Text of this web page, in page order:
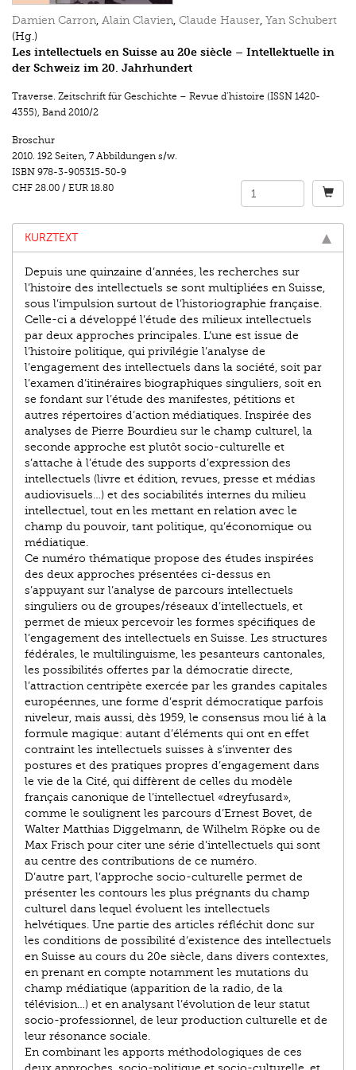
Damien Carron, Alain Clavien, Claude Hauser, Yan Schubert
(Hg.)
Les intellectuels en Suisse au 20e siècle – Intellektuelle in
der Schweiz im 20. Jahrhundert
Traverse. Zeitschrift für Geschichte – Revue d’histoire (ISSN 1420-
4355), Band 2010/2
Broschur
2010. 192 Seiten, 7 Abbildungen s/w.
ISBN 978-3-905315-50-9
CHF 28.00 / EUR 18.80
KURZTEXT
Depuis une quinzaine d’années, les recherches sur
l’histoire des intellectuels se sont multipliées en Suisse,
sous l’impulsion surtout de l’historiographie française.
Celle-ci a développé l’étude des milieux intellectuels
par deux approches principales. L’une est issue de
l’histoire politique, qui privilégie l’analyse de
l’engagement des intellectuels dans la société, soit par
l’examen d’itinéraires bio­graphiques singuliers, soit en
se fondant sur l’étude des manifestes, pétitions et
autres répertoires d’action médiatiques. Inspirée des
analyses de Pierre Bourdieu sur le champ culturel, la
seconde approche est plutôt socio-culturelle et
s’attache à l’étude des supports d’expression des
intellectuels (livre et édition, revues, presse et médias
audiovisuels…) et des sociabilités internes du milieu
intellectuel, tout en les mettant en relation avec le
champ du pouvoir, tant politique, qu’économique ou
médiatique.
Ce numéro thématique propose des études inspirées
des deux approches présentées ci-dessus en
s’appuyant sur l’analyse de parcours intellectuels
singuliers ou de groupes/réseaux d’intellectuels, et
permet de mieux percevoir les formes spécifiques de
l’engagement des intellectuels en Suisse. Les structures
fédérales, le multilinguisme, les pesanteurs cantonales,
les possibilités offertes par la démocratie directe,
l’attraction centripète exercée par les grandes capitales
européennes, une forme d’esprit démocratique parfois
niveleur, mais aussi, dès 1959, le consensus mou lié à la
formule magique: autant d’éléments qui ont en effet
contraint les intellectuels suisses à s’inventer des
postures et des pratiques propres d’engagement dans
le vie de la Cité, qui diffèrent de celles du modèle
français canonique de l’intellectuel «dreyfusard»,
comme le soulignent les parcours d’Ernest Bovet, de
Walter Matthias Diggelmann, de Wilhelm Röpke ou de
Max Frisch pour citer une série d’intellectuels qui sont
au centre des contributions de ce numéro.
D’autre part, l’approche socio-culturelle permet de
présenter les contours les plus prégnants du champ
culturel dans lequel évoluent les intellectuels
helvétiques. Une partie des articles réfléchit donc sur
les conditions de possibilité d’existence des intellectuels
en Suisse au cours du 20e siècle, dans divers contextes,
en prenant en compte notamment les mutations du
champ médiatique (apparition de la radio, de la
télévision…) et en analysant l’évolution de leur statut
socio-professionnel, de leur production culturelle et de
leur résonance sociale.
En combinant les apports méthodologiques de ces